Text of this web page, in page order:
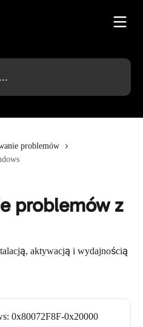
problemów
problemów z
aktywacją i wydajnością
0x80072F8F-0x20000